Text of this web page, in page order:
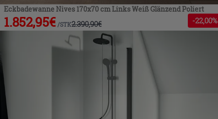
Eckbadewanne Nives 170x70 cm Links Weiß Glänzend Poliert
1.852,95€ /STK2.390,90€ -22,00%